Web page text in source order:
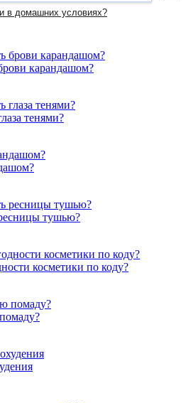
в домашних условиях?
карандашом?
тенями?
тушью?
косметики по коду?